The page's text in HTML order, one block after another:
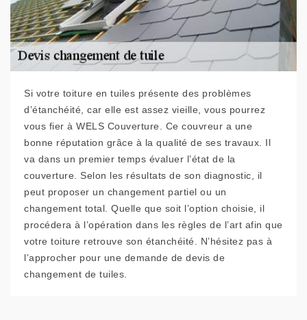
Si votre toiture en tuiles présente des problèmes
d’étanchéité, car elle est assez vieille, vous pourrez
vous fier à WELS Couverture. Ce couvreur a une
bonne réputation grâce à la qualité de ses travaux. Il
va dans un premier temps évaluer l’état de la
couverture. Selon les résultats de son diagnostic, il
peut proposer un changement partiel ou un
changement total. Quelle que soit l’option choisie, il
procédera à l’opération dans les règles de l’art afin que
votre toiture retrouve son étanchéité. N’hésitez pas à
l’approcher pour une demande de devis de
changement de tuiles.